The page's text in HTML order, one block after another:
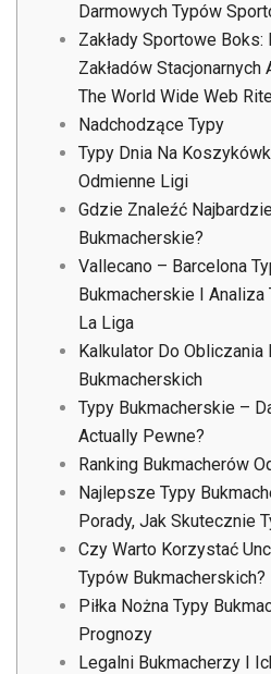
Darmowych Typów
Zakłady Sportowe Boks:
Zakładów Stacjonarnych
The World Wide Web
Nadchodzące Typy
Typy Dnia Na
Odmienne Ligi
Gdzie Znaleźć
Bukmacherskie?
Vallecano – Barcelona
Bukmacherskie I Analiza
La Liga
Kalkulator Do Obliczania
Bukmacherskich
Typy Bukmacherskie –
Actually Pewne?
Ranking Bukmacherów
Najlepsze Typy
Porady, Jak Skutecznie
Czy Warto Korzystać
Typów Bukmacherskich?
Piłka Nożna Typy
Prognozy
Legalni Bukmacherzy I